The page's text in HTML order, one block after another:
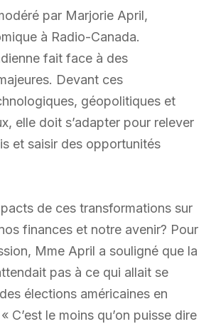
par Marjorie April,
à Radio-Canada.
fait face à des
Devant ces
géopolitiques et
elle doit s’adapter pour relever
et saisir des opportunités
de ces transformations sur
finances et notre avenir? Pour
Mme April a souligné que la
pas à ce qui allait se
élections américaines en
C’est le moins qu’on puisse dire